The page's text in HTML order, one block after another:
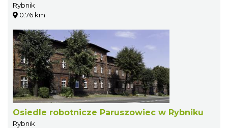
Rybnik
0.76 km
Osiedle robotnicze Paruszowiec w Rybniku
Rybnik